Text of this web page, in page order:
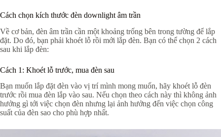
Cách chọn kích thước đèn downlight âm trần
Về cơ bản, đèn âm trần cần một khoảng trống bên trong tường để lắp
đặt. Do đó, bạn phải khoét lỗ rồi mới lắp đèn. Bạn có thể chọn 2 cách
sau khi lắp đèn:
Cách 1: Khoét lỗ trước, mua đèn sau
Bạn muốn lắp đặt đèn vào vị trí mình mong muốn, hãy khoét lỗ đèn
trước rồi mua đèn lắp vào sau. Nếu chọn theo cách này thì không ảnh
hưởng gì tới việc chọn đèn nhưng lại ảnh hưởng đến việc chọn công
suất của đèn sao cho phù hợp nhất.